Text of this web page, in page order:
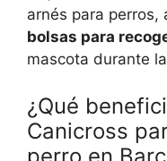
arnés para perros,
bolsas para
mascota durante
¿Qué
Canicross
perro en